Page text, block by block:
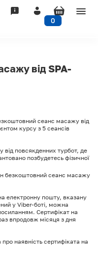
0
від SPA-
сеанс масажу від
курсу з 5 сеансів
від повсякденних турбот, де
позбудетесь фізичної
безкоштовний сеанс масажу
електронну пошту, вказану
у Viber-боті, можна
Сертифікат на
впродовж місяця з дня
наявність сертифіката на